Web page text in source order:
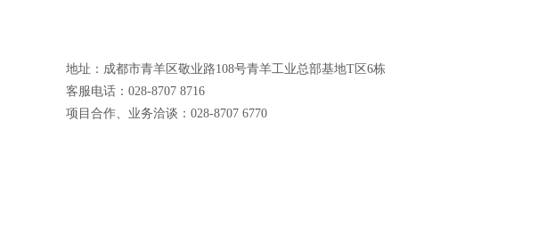
地址：成都市青羊区敬业路108号青羊工业总部基地T区6栋
客服电话：028-8707 8716
项目合作、业务洽谈：028-8707 6770